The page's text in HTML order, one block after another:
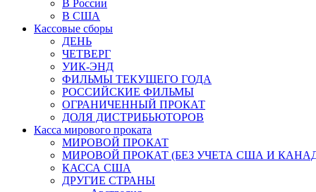
В России
В США
Кассовые сборы
ДЕНЬ
ЧЕТВЕРГ
УИК-ЭНД
ФИЛЬМЫ ТЕКУЩЕГО ГОДА
РОССИЙСКИЕ ФИЛЬМЫ
ОГРАНИЧЕННЫЙ ПРОКАТ
ДОЛЯ ДИСТРИБЬЮТОРОВ
Касса мирового проката
МИРОВОЙ ПРОКАТ
МИРОВОЙ ПРОКАТ (БЕЗ УЧЕТА США И
КАССА США
ДРУГИЕ СТРАНЫ